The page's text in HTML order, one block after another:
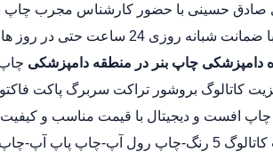
آقای صادق حسینی با حضور کارشناس
های تعطیل چاپ بنر در محدوده دامپزشکی
دامپزشکی چاپ بنر در منطقه دامپزشکی
کاتالوگ بروشور تراکت سربرگ پاکت
افست و دیجیتال با قیمت مناسب و کیفیت
:چاپ افست-چاپ دیجیتال-چاپ کاتالوگ 5 رنگ-چاپ